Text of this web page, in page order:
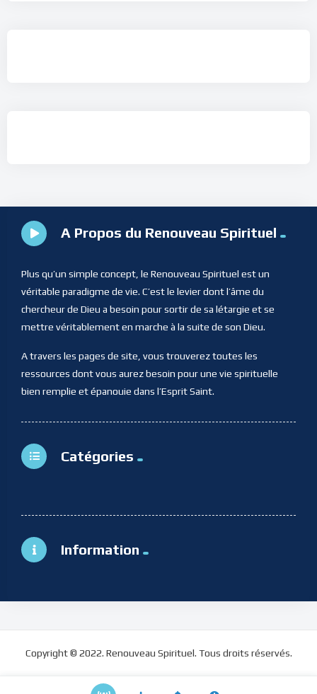
A Propos du Renouveau Spirituel
Plus qu’un simple concept, le Renouveau Spirituel est un
véritable paradigme de vie. C’est le levier dont l’âme du
chercheur de Dieu a besoin pour sortir de sa létargie et se
mettre véritablement en marche à la suite de son Dieu.
A travers les pages de site, vous trouverez toutes les
ressources dont vous aurez besoin pour une vie spirituelle
bien remplie et épanouie dans l’Esprit Saint.
Catégories
Information
Copyright © 2022. Renouveau Spirituel. Tous droits réservés.